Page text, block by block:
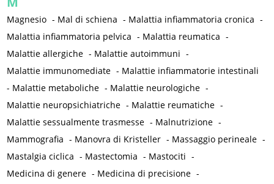
Magnesio - Mal di schiena - Malattia infiammatoria cronica -
Malattia infiammatoria pelvica - Malattia reumatica -
Malattie allergiche - Malattie autoimmuni -
Malattie immunomediate - Malattie infiammatorie intestinali
- Malattie metaboliche - Malattie neurologiche -
Malattie neuropsichiatriche - Malattie reumatiche -
Malattie sessualmente trasmesse - Malnutrizione -
Mammografia - Manovra di Kristeller - Massaggio perineale -
Mastalgia ciclica - Mastectomia - Mastociti -
Medicina di genere - Medicina di precisione -